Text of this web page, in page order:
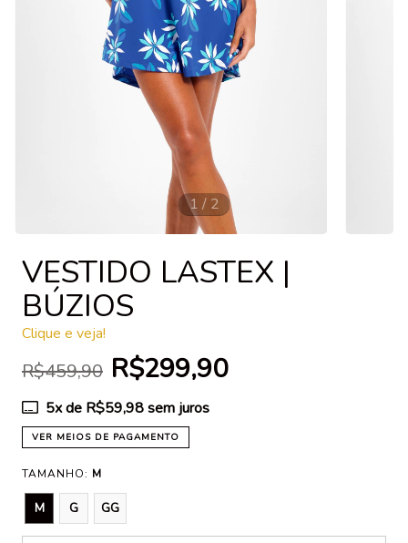
1 / 2
VESTIDO LASTEX |
BÚZIOS
Clique e veja!
R$459,90 R$299,90
5x de R$59,98sem juros
VER MEIOS DE PAGAMENTO
TAMANHO: M
M G GG